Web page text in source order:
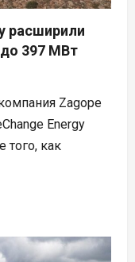
расширили
397 МВт
Zagope
Energy
того, как